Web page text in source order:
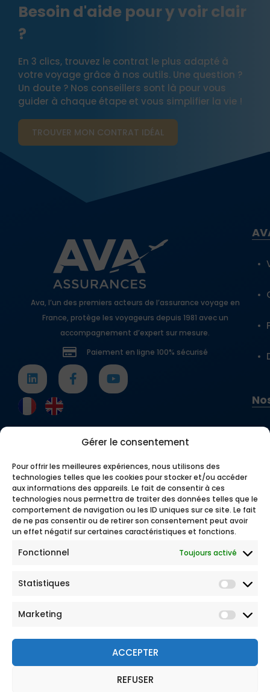
Gérer le consentement
Pour offrir les meilleures expériences, nous utilisons des
technologies telles que les cookies pour stocker et/ou accéder
aux informations des appareils. Le fait de consentir à ces
technologies nous permettra de traiter des données telles que le
comportement de navigation ou les ID uniques sur ce site. Le fait
de ne pas consentir ou de retirer son consentement peut avoir
un effet négatif sur certaines caractéristiques et fonctions.
Fonctionnel Toujours activé
Statistiques
Marketing
ACCEPTER
REFUSER
Besoin d'aide pour y voir clair
?
En 3 clics, trouvez le contrat le plus adapté à
votre voyage grâce à nos outils. Une question ?
Un doute ? Nos conseillers sont là pour vous
guider à chaque étape et vous simplifier la vie !
TROUVER MON CONTRAT​ IDÉAL
Ava, l’un des premiers acteurs de l’assurance voyage en
France, protège les voyageurs depuis 1981 avec un
accompagnement d’expert sur mesure.
Paiement en ligne 100% sécurisé